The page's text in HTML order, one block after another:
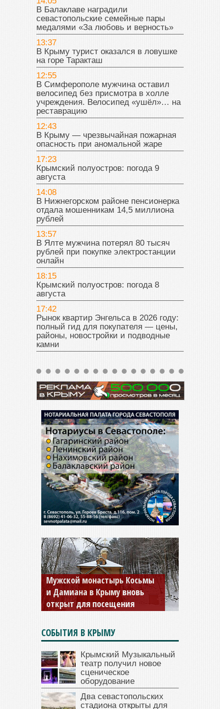
В Балаклаве наградили
севастопольские семейные пары
медалями «За любовь и верность»
13:37
В Крыму турист оказался в ловушке
на горе Таракташ
12:55
В Симферополе мужчина оставил
велосипед без присмотра в холле
учреждения. Велосипед «ушёл»… на
реставрацию
12:43
В Крыму — чрезвычайная пожарная
опасность при аномальной жаре
17:23
Крымский полуостров: погода 9
августа
14:08
В Нижнегорском районе пенсионерка
отдала мошенникам 14,5 миллиона
рублей
13:57
В Ялте мужчина потерял 80 тысяч
рублей при покупке электростанции
онлайн
18:15
Крымский полуостров: погода 8
августа
17:42
Рынок квартир Энгельса в 2026 году:
полный гид для покупателя — цены,
районы, новостройки и подводные
камни
Мужской монастырь Косьмы
и Дамиана в Крыму вновь
открыт для посещения
СОБЫТИЯ В КРЫМУ
Крымский Музыкальный
театр получил новое
сценическое
оборудование
Два севастопольских
стадиона открыты для